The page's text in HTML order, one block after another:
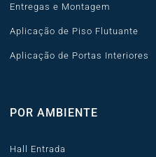
Entregas e Montagem
Aplicação de Piso Flutuante
Aplicação de Portas Interiores
POR AMBIENTE
Hall Entrada